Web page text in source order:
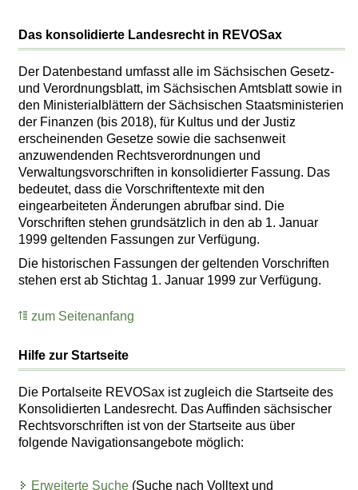
Das konsolidierte Landesrecht in REVOSax
Der Datenbestand umfasst alle im Sächsischen Gesetz-
und Verordnungsblatt, im Sächsischen Amtsblatt sowie in
den Ministerialblättern der Sächsischen Staatsministerien
der Finanzen (bis 2018), für Kultus und der Justiz
erscheinenden Gesetze sowie die sachsenweit
anzuwendenden Rechtsverordnungen und
Verwaltungsvorschriften in konsolidierter Fassung. Das
bedeutet, dass die Vorschriftentexte mit den
eingearbeiteten Änderungen abrufbar sind. Die
Vorschriften stehen grundsätzlich in den ab 1. Januar
1999 geltenden Fassungen zur Verfügung.
Die historischen Fassungen der geltenden Vorschriften
stehen erst ab Stichtag 1. Januar 1999 zur Verfügung.
zum Seitenanfang
Hilfe zur Startseite
Die Portalseite REVOSax ist zugleich die Startseite des
Konsolidierten Landesrecht. Das Auffinden sächsischer
Rechtsvorschriften ist von der Startseite aus über
folgende Navigationsangebote möglich:
Erweiterte Suche (Suche nach Volltext und